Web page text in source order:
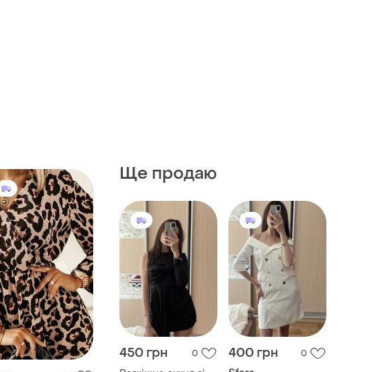
Ще продаю
450 грн 0 400 грн 0